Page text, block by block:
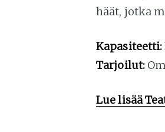
häät, jotka
Kapasiteetti:
Tarjoilut:
Lue lisää